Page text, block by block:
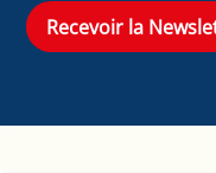
Recevoir la